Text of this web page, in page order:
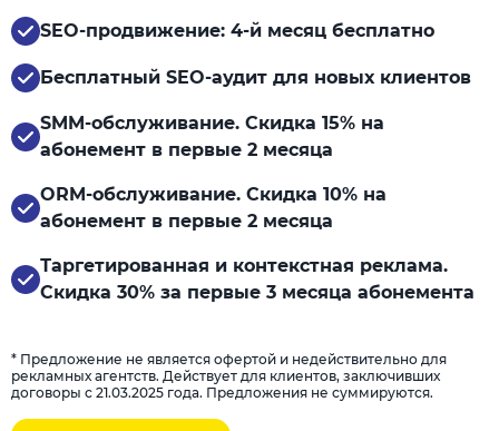
SEO-продвижение: 4-й месяц бесплатно
Бесплатный SEO-аудит для новых клиентов
SMM-обслуживание. Скидка 15% на
абонемент в первые 2 месяца
ORM-обслуживание. Скидка 10% на
абонемент в первые 2 месяца
Таргетированная и контекстная реклама.
Скидка 30% за первые 3 месяца абонемента
* Предложение не является офертой и недействительно для
рекламных агентств. Действует для клиентов, заключивших
договоры с 21.03.2025 года. Предложения не суммируются.